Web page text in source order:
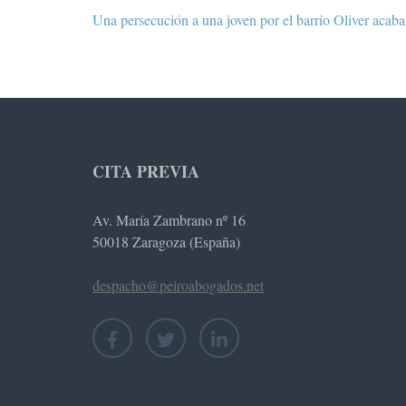
Navegación
Una persecución a una joven por el barrio Oliver
CITA PREVIA
Av. María Zambrano nº 16
50018 Zaragoza (España)
despacho@peiroabogados.net